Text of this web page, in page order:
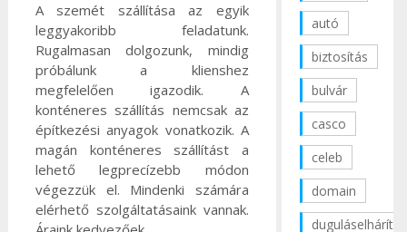
A szemét szállítása az egyik
leggyakoribb feladatunk.
Rugalmasan dolgozunk, mindig
próbálunk a klienshez
megfelelően igazodik. A
konténeres szállítás nemcsak az
építkezési anyagok vonatkozik. A
magán konténeres szállítást a
lehető legprecízebb módon
végezzük el. Mindenki számára
elérhető szolgáltatásaink vannak.
autó
biztosítás
bulvár
casco
celeb
domain
duguláselhárítás